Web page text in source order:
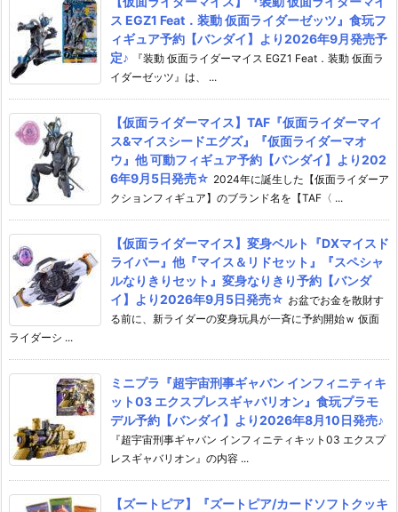
ス EGZ1 Feat．装動 仮面ライダーゼッツ』食玩フ
ィギュア予約【バンダイ】より2026年9月発売予
定♪
『装動 仮面ライダーマイス EGZ1 Feat．装動 仮面ラ
イダーゼッツ』は、 ...
【仮面ライダーマイス】TAF『仮面ライダーマイ
ス&マイスシードエグズ』『仮面ライダーマオ
ウ』他 可動フィギュア予約【バンダイ】より202
6年9月5日発売☆ 2024年に誕生した【仮面ライダーア
クションフィギュア】のブランド名を【TAF〈 ...
【仮面ライダーマイス】変身ベルト『DXマイスド
ライバー』他『マイス＆リドセット』『スペシャ
ルなりきりセット』変身なりきり予約【バンダ
イ】より2026年9月5日発売☆ お盆でお金を散財す
る前に、新ライダーの変身玩具が一斉に予約開始ｗ 仮面
ライダーシ ...
ミニプラ『超宇宙刑事ギャバン インフィニティキ
ット03 エクスプレスギャバリオン』食玩プラモ
デル予約【バンダイ】より2026年8月10日発売♪
『超宇宙刑事ギャバン インフィニティキット03 エクスプ
レスギャバリオン』の内容 ...
【ズートピア】『ズートピア/カードソフトクッキ